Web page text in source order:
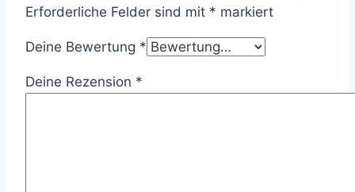
Erforderliche Felder sind mit * markiert
Deine Bewertung *
Deine Rezension *